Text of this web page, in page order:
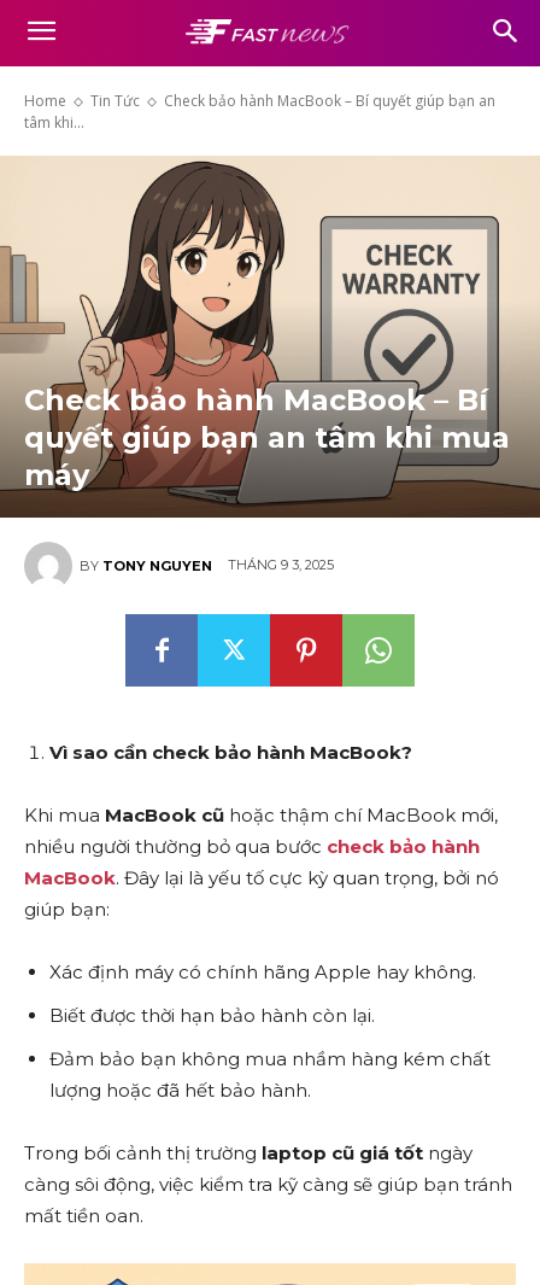
Home Tin Tức
Check bảo hành MacBook – Bí quyết giúp bạn an
tâm khi...
Check bảo hành MacBook – Bí
quyết giúp bạn an tâm khi mua
máy
BY TONY NGUYEN THÁNG 9 3, 2025
Vì sao cần check bảo hành MacBook?
Khi mua MacBook cũ hoặc thậm chí MacBook mới,
nhiều người thường bỏ qua bước check bảo hành
MacBook. Đây lại là yếu tố cực kỳ quan trọng, bởi nó
giúp bạn:
Xác định máy có chính hãng Apple hay không.
Biết được thời hạn bảo hành còn lại.
Đảm bảo bạn không mua nhầm hàng kém chất
lượng hoặc đã hết bảo hành.
Trong bối cảnh thị trường laptop cũ giá tốt ngày
càng sôi động, việc kiểm tra kỹ càng sẽ giúp bạn tránh
mất tiền oan.